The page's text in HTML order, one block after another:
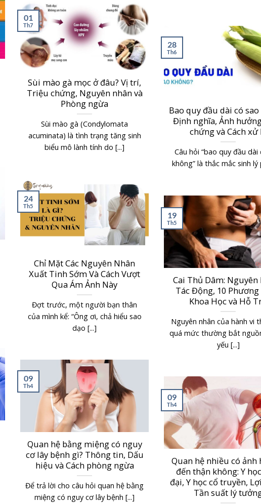
Sùi mào gà mọc ở đâu? Vị trí,
Triệu chứng, Nguyên nhân và
Phòng ngừa
Sùi mào gà (Condylomata
acuminata) là tình trạng tăng sinh
biểu mô lành tính do [...]
01
Th7
Bao quy đầu dài có
Định nghĩa, Ảnh
chứng và Cách xử
Câu hỏi “bao quy đầu dài
không” là thắc mắc sinh lý
28
Th6
Chỉ Mặt Các Nguyên Nhân
Xuất Tinh Sớm Và Cách Vượt
Qua Ám Ảnh Này
Đợt trước, một người bạn thân
của mình kể: “Ông ơi, chả hiểu sao
dạo [...]
24
Th5
Cai Thủ Dâm: Nguyên
Tác Động, 10 Phương
Khoa Học và Hỗ
Nguyên nhân của hành vi
quá mức thường bắt
yếu [...]
19
Th5
Quan hệ bằng miệng có nguy
cơ lây bệnh gì? Thông tin, Dấu
hiệu và Cách phòng ngừa
Để trả lời cho câu hỏi quan hệ bằng
miệng có nguy cơ lây bệnh [...]
09
Th4
Quan hệ nhiều có ảnh
đến thận không: Y
đại, Y học cổ truyền,
Tần suất lý
09
Th4